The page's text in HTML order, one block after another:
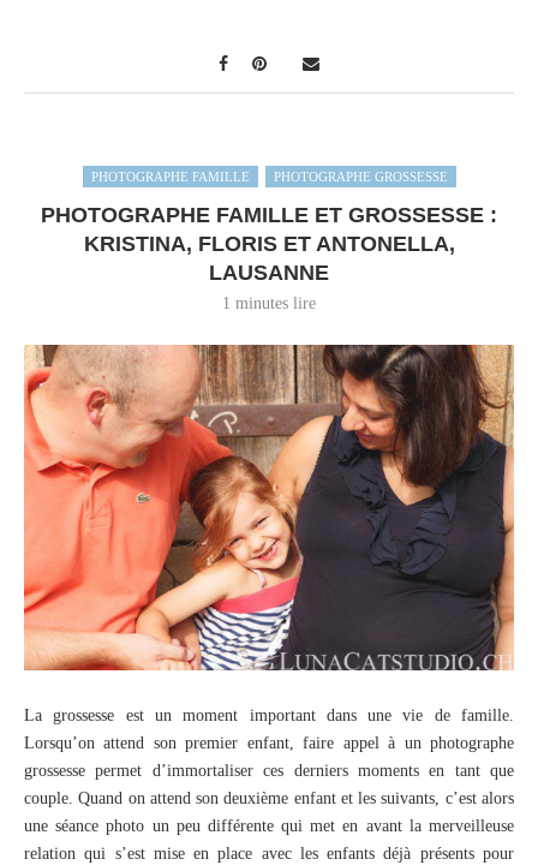
PHOTOGRAPHE FAMILLE PHOTOGRAPHE GROSSESSE
PHOTOGRAPHE FAMILLE ET GROSSESSE :
KRISTINA, FLORIS ET ANTONELLA,
LAUSANNE
1 minutes lire
La grossesse est un moment important dans une vie de famille.
Lorsqu’on attend son premier enfant, faire appel à un photographe
grossesse permet d’immortaliser ces derniers moments en tant que
couple. Quand on attend son deuxième enfant et les suivants, c’est alors
une séance photo un peu différente qui met en avant la merveilleuse
relation qui s’est mise en place avec les enfants déjà présents pour